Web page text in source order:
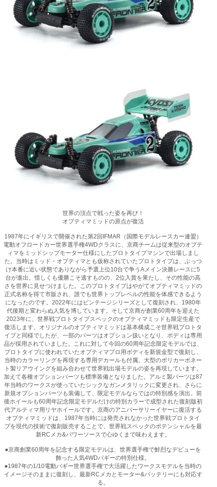
世界の頂点で戦った姿を再び！
オプティマミッドの原点が復活
1987年にイギリスで開催された第2回IFMAR（国際モデルレースカー連盟）
電動オフロードカー世界選手権4WDクラスに、京商チームは従来型のオプテ
ィマをミッドシップモーター仕様にしたプロトタイプマシンで出場しまし
た。当時はミッド・オプティマとも仮称されていたプロトタイプは、ぶっつ
け本番に近い状態でありながら予選上位10台で争うAメイン決勝レースに5
台が進出。惜しくも優勝こそ逃すものの、2位入賞を果たし、その性能の高
さを世界に見せつけました。このプロトタイプはやがてオプティマミッドの
正式名称を得て市販され、誰でも世界トップレベルの性能を体感できるよう
になったのです。2022年にはビンテージシリーズとして復刻され、1980年
代後期と変わらぬ人気を博しています。そして京商が創業60周年を迎えた
2023年に、世界戦プロトタイプスペックのオプティマミッドも限定生産で
復活します。オリジナルのオプティマミッドは基本構成こそ世界戦プロトタ
イプと同様でしたが、一部のパーツはオプション扱いとなり、ボディは専用
品が採用されていました。これに対して今回の60周年記念限定モデルでは、
プロトタイプに使われていたオプティマプロ用ボディを新規金型で復刻し、
当時のカラーリングを再現する専用デカールも付属。大型のポリカーボネー
ト製リアウイングを組み合わせて世界戦出場モデルの姿を再現しています。
加えて各種オプションパーツも標準装備となりました。アルミ製パーツは87
年当時のワークスが使っていたシックなガンメタリックに変更され、さらに
新規オプションパーツも装備して、限定モデルならではの特別感を演出。前
後ホイールも60周年記念限定モデルだけの特別カラーで成型された復刻版初
代アルティマ用リヤホイールです。京商のアニバーサリーイヤーに復活する
オプティマミッドは、1987年当時には発売されなかった世界戦プロトタイ
プを現代の技術で復刻販売することで、世界戦スペックのポテンシャルを最
新RCメカ&パワーソースで心ゆくまで味わえます。
●京商創業60周年を記念する限定モデルは、世界選手権で鮮烈なデビューを
飾った人気4WDバギーの特別仕様。
●1987年の1/10電動バギー世界選手権で大活躍したワークスモデルを当時の
イメージそのままに復刻し、最新RCメカとモーター&バッテリーにも対応す
る。